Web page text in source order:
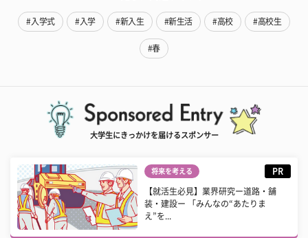
#入学式 #入学 #新入生 #新生活 #高校 #高校生
#春
大学生にきっかけを届けるスポンサー
将来を考える PR
【就活生必見】業界研究ー道路・舗
装・建設ー 「みんなの“あたりま
え”を...